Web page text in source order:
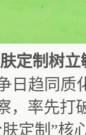
定制树
日趋同质
，率先打
定制”核